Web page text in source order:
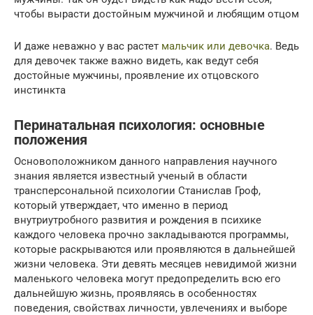
чтобы вырасти достойным мужчиной и любящим отцом
И даже неважно у вас растет мальчик или девочка. Ведь
для девочек также важно видеть, как ведут себя
достойные мужчины, проявление их отцовского
инстинкта
Перинатальная психология: основные
положения
Основоположником данного направления научного
знания является известный ученый в области
трансперсональной психологии Станислав Гроф,
который утверждает, что именно в период
внутриутробного развития и рождения в психике
каждого человека прочно закладываются программы,
которые раскрываются или проявляются в дальнейшей
жизни человека. Эти девять месяцев невидимой жизни
маленького человека могут предопределить всю его
дальнейшую жизнь, проявляясь в особенностях
поведения, свойствах личности, увлечениях и выборе